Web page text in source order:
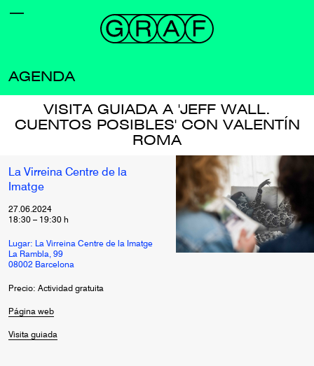
AGENDA
VISITA GUIADA A 'JEFF WALL.
CUENTOS POSIBLES' CON VALENTÍN
ROMA
La Virreina Centre de la
Imatge
27.06.2024
18:30 – 19:30 h
Lugar: La Virreina Centre de la Imatge
La Rambla, 99
08002 Barcelona
Precio: Actividad gratuita
Página web
Visita guiada